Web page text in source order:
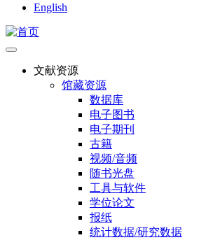
English
文献资源
馆藏资源
数据库
电子图书
电子期刊
古籍
视频/音频
随书光盘
工具与软件
学位论文
报纸
统计数据/研究数据